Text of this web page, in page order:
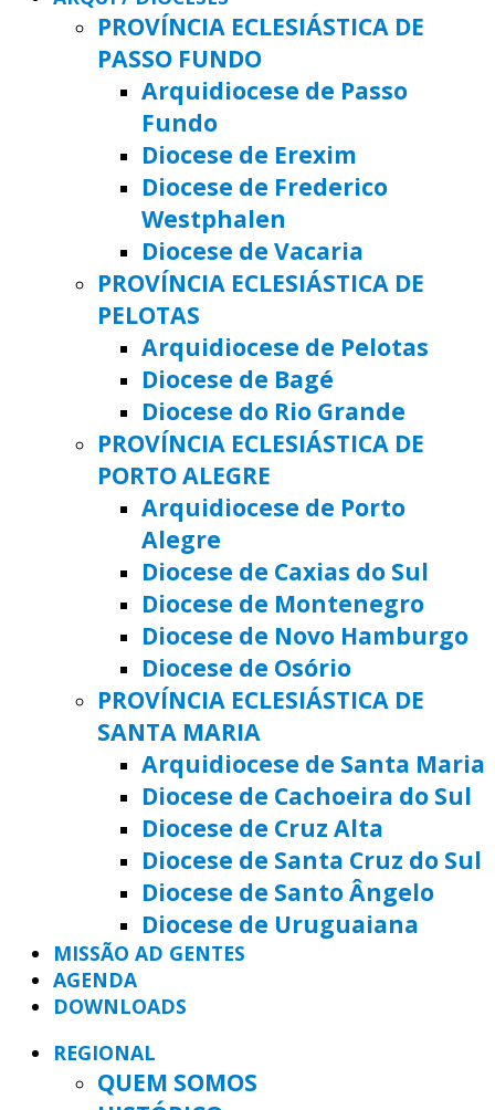
PROVÍNCIA ECLESIÁSTICA DE
PASSO FUNDO
Arquidiocese de Passo
Fundo
Diocese de Erexim
Diocese de Frederico
Westphalen
Diocese de Vacaria
PROVÍNCIA ECLESIÁSTICA DE
PELOTAS
Arquidiocese de Pelotas
Diocese de Bagé
Diocese do Rio Grande
PROVÍNCIA ECLESIÁSTICA DE
PORTO ALEGRE
Arquidiocese de Porto
Alegre
Diocese de Caxias do Sul
Diocese de Montenegro
Diocese de Novo Hamburgo
Diocese de Osório
PROVÍNCIA ECLESIÁSTICA DE
SANTA MARIA
Arquidiocese de Santa Maria
Diocese de Cachoeira do Sul
Diocese de Cruz Alta
Diocese de Santa Cruz do Sul
Diocese de Santo Ângelo
Diocese de Uruguaiana
MISSÃO AD GENTES
AGENDA
DOWNLOADS
REGIONAL
QUEM SOMOS